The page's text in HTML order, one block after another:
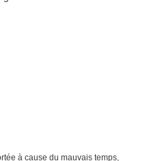
à cause du mauvais temps,